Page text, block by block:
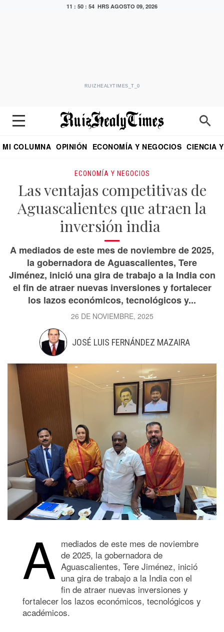
11 : 50 : 55 HRS AGOSTO 09, 2026
RUIZHEALYTIMES_T_0
MI COLUMNA OPINIÓN ECONOMÍA Y NEGOCIOS CIENCIA
ECONOMÍA Y NEGOCIOS
Las ventajas competitivas de
Aguascalientes que atraen la
inversión india
A mediados de este mes de noviembre de 2025,
la gobernadora de Aguascalientes, Tere
Jiménez, inició una gira de trabajo a la India con
el fin de atraer nuevas inversiones y fortalecer
los lazos económicos, tecnológicos y...
26 DE NOVIEMBRE, 2025
JOSÉ LUIS FERNÁNDEZ MAZAIRA
A mediados de este mes de noviembre
de 2025, la gobernadora de
Aguascalientes, Tere Jiménez, inició
una gira de trabajo a la India con el
fin de atraer nuevas inversiones y
fortalecer los lazos económicos, tecnológicos y
académicos.